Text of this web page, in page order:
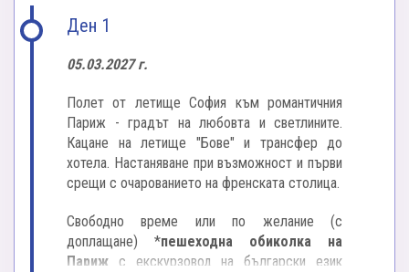
Ден 1
05.03.2027 г.
Полет от летище София към романтичния
Париж - градът на любовта и светлините.
Кацане на летище "Бове" и трансфер до
хотела. Настаняване при възможност и първи
срещи с очарованието на френската столица.
Свободно време или по желание (с
доплащане) *пешеходна обиколка на
Париж с екскурзовод на български език